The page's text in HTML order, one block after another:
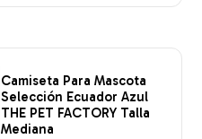
Camiseta Para Mascota
Selección Ecuador Azul
THE PET FACTORY Talla
Mediana